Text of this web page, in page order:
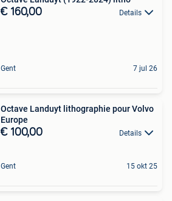
€ 160,00 Details
Gent 7 jul 26
Octave Landuyt lithographie pour Volvo
Europe
€ 100,00 Details
Gent 15 okt 25